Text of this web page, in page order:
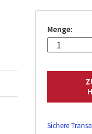
Menge:
Sichere